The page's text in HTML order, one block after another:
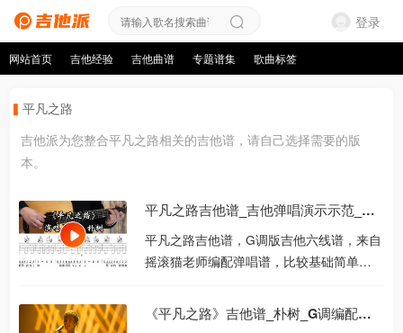
登录
网站首页 吉他经验 吉他曲谱 专题谱集 歌曲标签
平凡之路
吉他派为您整合平凡之路相关的吉他谱，请自己选择需要的版
本。
平凡之路吉他谱_吉他弹唱演示示范_G调版吉他谱
平凡之路吉他谱，G调版吉他六线谱，来自
摇滚猫老师编配弹唱谱，比较基础简单的
和声走向很轻松就能...
《平凡之路》吉他谱_朴树_G调编配版吉他六线谱